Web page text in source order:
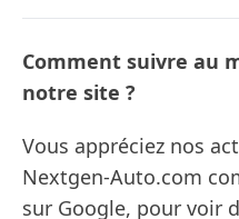
Comment suivre au
notre site ?
Vous appréciez nos
Nextgen-Auto.com
sur Google, pour voir